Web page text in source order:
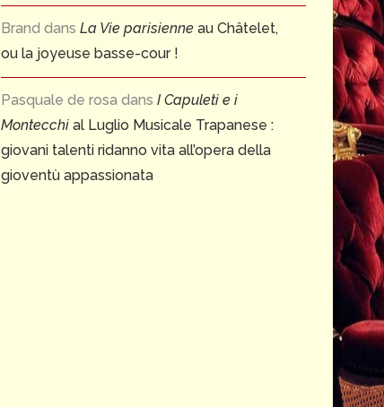
Brand dans La Vie parisienne au Châtelet,
ou la joyeuse basse-cour !
Pasquale de rosa dans I Capuleti e i
Montecchi al Luglio Musicale Trapanese :
giovani talenti ridanno vita all’opera della
gioventù appassionata